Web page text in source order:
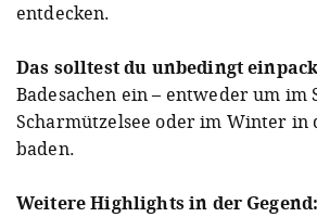
entdecken.
Das solltest du unbedingt
Badesachen ein – entweder um im
Scharmützelsee oder im Winter in
baden.
Weitere Highlights in der